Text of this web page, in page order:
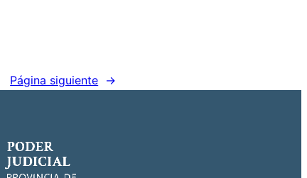
Página siguiente →